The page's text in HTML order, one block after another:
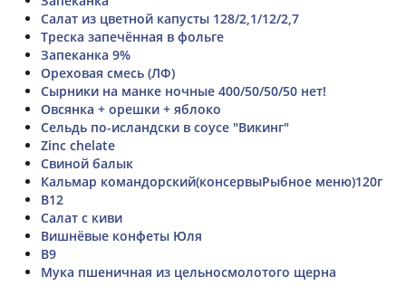
Салат из цветной капусты 128/2,1/12/2,7
Треска запечённая в фольге
Запеканка 9%
Ореховая смесь (ЛФ)
Сырники на манке ночные 400/50/50/50 нет!
Овсянка + орешки + яблоко
Сельдь по-исландски в соусе "Викинг"
Zinc chelate
Свиной балык
Кальмар командорский(консервыРыбное меню)120г
B12
Салат с киви
Вишнёвые конфеты Юля
В9
Мука пшеничная из цельносмолотого щерна